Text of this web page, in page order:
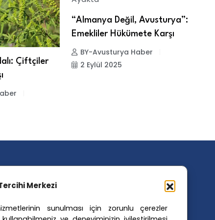
Merkezi
sunulması için zorunlu çerezler
Çiftçiler
“Almanya Değil, Avusturya”:
Emekliler Hükümete Karşı
BY-Avusturya Haber
2 Eylül 2025
Etiketler